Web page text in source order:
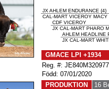
JX AHLEM ENDURANCE {4}
CAL-MART VICEROY
CDF VICEROY
JX CAL-MART PHARO
AHLEM HEADLINE
JX CAL-MART
GMACE LPI +1934
Reg. #:
Född: 07/01/2020
PRODUKTION
16